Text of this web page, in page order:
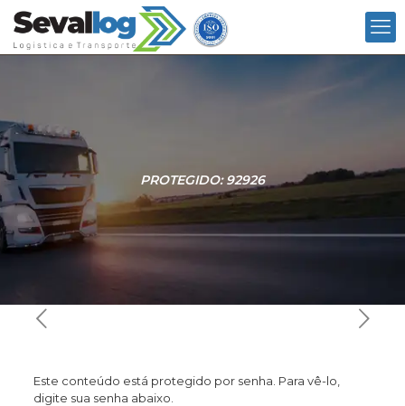
PROTEGIDO: 92926
Este conteúdo está protegido por senha. Para vê-lo,
digite sua senha abaixo.